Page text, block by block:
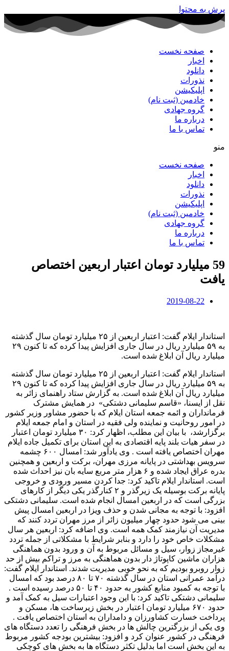
پرش به محتوا
صفحه نخست
اخبار
دانلود
نذورات
اپلیکیشن
خادمین (ثبت نام)
گروه جهادی
درباره ما
تماس با ما
منو
صفحه نخست
اخبار
دانلود
نذورات
اپلیکیشن
خادمین (ثبت نام)
گروه جهادی
درباره ما
تماس با ما
59 میلیارد تومان اعتبار اربعین اختصاص
یافت
2019-08-22
‌استاندار ایلام گفت: اعتبار اربعین از ۲۵ میلیارد تومان سال گذشته
به ۵۹ میلیارد ریال در سال جاری افزایش پیدا کرده که تا کنون ۲۹
میلیارد ریال آن ابلاغ شده است‌.
‌استاندار ایلام گفت: اعتبار اربعین از ۲۵ میلیارد تومان سال گذشته
به ۵۹ میلیارد ریال در سال جاری افزایش پیدا کرده که تا کنون ۲۹
میلیارد ریال آن ابلاغ شده است‌. به گزارش ستاد راهنمای زائر به
نقل از ایسنا، «قاسم سلیمانی دشتکی» در همایش مشترک
فرمانداران و ائمه جمعه استان ایلام که با حضور مشاور وزیر کشور
در امور روحانیت و نماینده ولی فقیه در استان و امام جمعه ایلام
برگزارشد، با بیان این مطلب، اظهار کرد: ۳۰ میلیارد تومان اعتبار
در سفر هیات بلند پایه اقتصادی به این استان برای تکمیل جاده ایلام
مهران اختصاص یافته است . وی یادآور شد: امسال ۶۰۰ چشمه
سرویس بهداشتی در پایانه مرزی مهران، برکت و اربعین و همچنین
بدره عراق ایجاد شده و ۶ هزار متر مربع سایه بان نیز احداث شده
است‌. استاندار ایلام تاکید کرد: جدا کردن مسیر ورودی و خروجی
پایانه برکت بوسیله یک زیرگذر و ۲ کنارگذر یکی دیگر از کارهای
بزرگی است که در اربعین امسال انجام شده است‌. سلیمانی دشتکی
افزود: با توجه به مجانی شدن و حذف ویزا در اربعین امسال پیش
بینی می شود حدود چهار میلیون زائر از مرز مهران تردد کنند که
مدیریت آن نیازمند کمک همه است‌. وی اضافه کرد: اربعین هر سال
مشکلات خاص خود را دارد و بنابر شرایط با مشکلاتی از جمله تردد
غیرمجاز زوار، سیل و مسائل مربوط به آن و ورود بدون هماهنگی
هزاران ماشین کاپوتاژ دار بدون هماهنگی به مرز و تراکم بیش از حد
زوار روبرو بودیم که به نحو خوبی مدیریت شدند‌. استاندار ایلام گفت:
درآمد عمرانی استان در سال گذشته ۷۰ تا ۸۰ درصد بود که امسال
با توجه به کمبود منابع کشور به حدود ۴۰ تا ۵۰ درصد رسیده است .
سلیمانی دشتکی تاکید کرد: با این وجود اعتبارات سیل به کمک آمد و
حدود ۶۷۰ میلیارد تومان اعتبار در بخش زیرساخت ها، مسکن و
پرداخت خسارت کشاورزان و دامداران به استان اختصاص یافت .
وی یکی از بزرگترین چالش ها در بخش فرهنگی را تعدد دستگاه های
فرهنگی در کشور عنوان کرد و افزود: بیشترین بودجه کشور مربوط
به این بخش است اما بدلیل تکثر دستگاه ها به بخش های کوچکی